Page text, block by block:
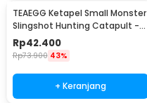
TEAEGG Ketapel Small Monster
Slingshot Hunting Catapult -
JH8171
Rp42.400
Rp73.900 43%
+ Keranjang